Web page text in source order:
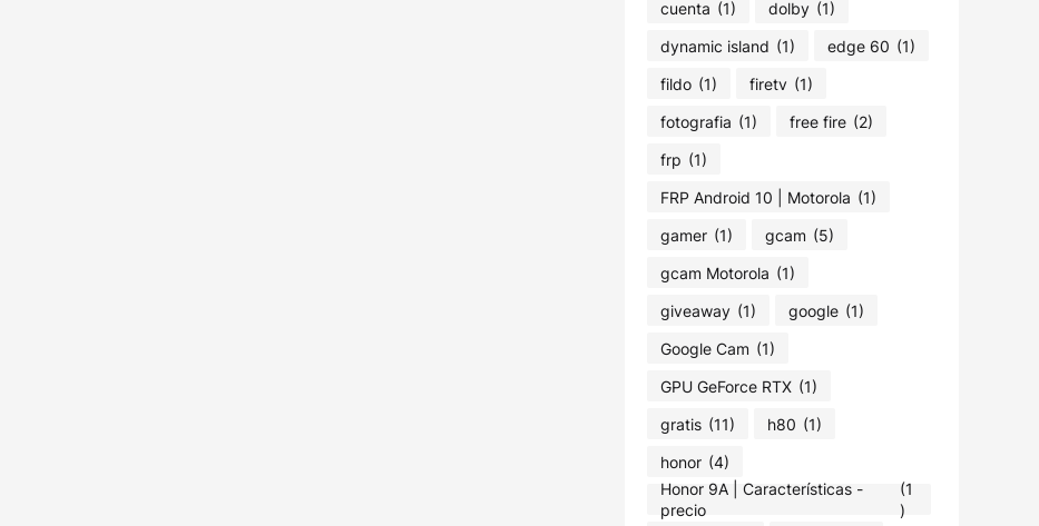
cuenta (1) dolby (1)
dynamic island (1) edge 60 (1)
fildo (1) firetv (1)
fotografia (1) free fire (2)
frp (1)
FRP Android 10 | Motorola (1)
gamer (1) gcam (5)
gcam Motorola (1)
giveaway (1) google (1)
Google Cam (1)
GPU GeForce RTX (1)
gratis (11) h80 (1)
honor (4)
Honor 9A | Características -
precio
(1
)